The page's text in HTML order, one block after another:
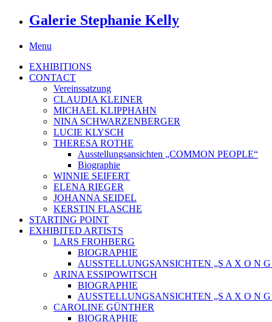
Galerie Stephanie Kelly
Menu
EXHIBITIONS
CONTACT
Vereinssatzung
CLAUDIA KLEINER
MICHAEL KLIPPHAHN
NINA SCHWARZENBERGER
LUCIE KLYSCH
THERESA ROTHE
Ausstellungsansichten „COMMON PEOPLE“
Biographie
WINNIE SEIFERT
ELENA RIEGER
JOHANNA SEIDEL
KERSTIN FLASCHE
STARTING POINT
EXHIBITED ARTISTS
LARS FROHBERG
BIOGRAPHIE
AUSSTELLUNGSANSICHTEN „S A X O N
ARINA ESSIPOWITSCH
BIOGRAPHIE
AUSSTELLUNGSANSICHTEN „S A X O N
CAROLINE GÜNTHER
BIOGRAPHIE